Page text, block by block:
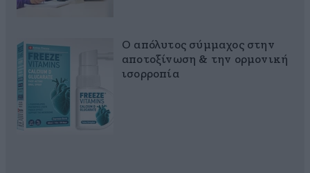
Ο απόλυτος σύμμαχος στην
αποτοξίνωση & την ορμονική
ισορροπία